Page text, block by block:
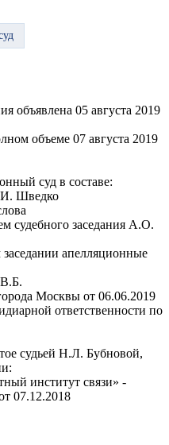
объявлена 05 августа 2019
объеме 07 августа 2019
суд в составе:
Шведко
судебного заседания А.О.
апелляционные
Москвы от 06.06.2019
ответственности по
судьей Н.Л. Бубновой,
институт связи» -
07.12.2018